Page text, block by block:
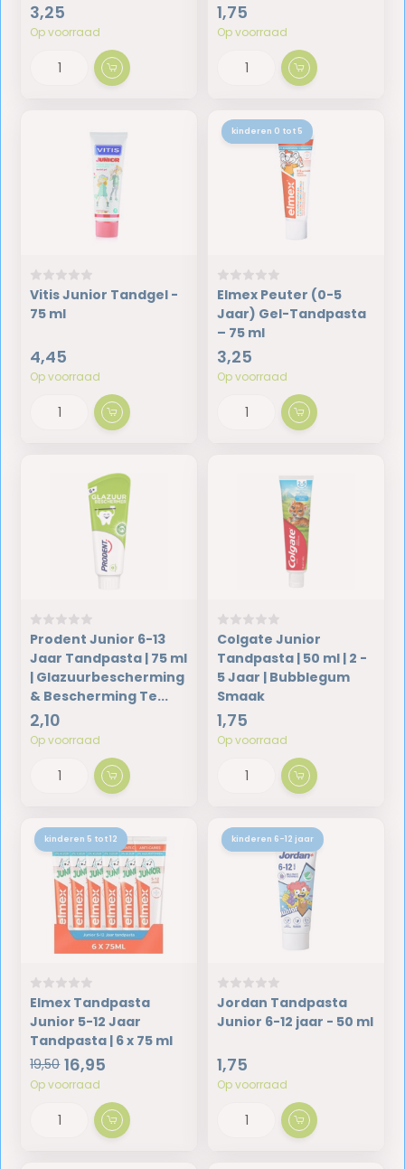
3,25
Op voorraad
1,75
Op voorraad
Vitis Junior Tandgel -
75 ml
4,45
Op voorraad
kinderen 0 tot 5
Elmex Peuter (0-5
Jaar) Gel-Tandpasta
– 75 ml
3,25
Op voorraad
Prodent Junior 6-13
Jaar Tandpasta | 75 ml
| Glazuurbescherming
& Bescherming Te...
2,10
Op voorraad
Colgate Junior
Tandpasta | 50 ml | 2 -
5 Jaar | Bubblegum
Smaak
1,75
Op voorraad
kinderen 5 tot 12
Elmex Tandpasta
Junior 5-12 Jaar
Tandpasta | 6 x 75 ml
19,50 16,95
Op voorraad
kinderen 6-12 jaar
Jordan Tandpasta
Junior 6-12 jaar - 50 ml
1,75
Op voorraad